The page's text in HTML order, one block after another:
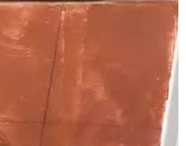
144p
240p
360p
720p
1080p